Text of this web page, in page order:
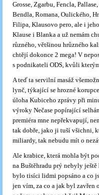
Grosse, Zgarbu, Fencla,
Bendla, Romana, Oulického,
Filipa, Klausovo pero, ale i
Klause i Blanka a už nemám
různého, většinou hrůzného
chtějí dokonce 2 mega! V
s podnikateli ODS, kvůli
A teď ta servilní masáž
lynč, týkající se hrozné
úloha Kubiceho zprávy při
výroky Nečase popírající
premiéra mne nepřekvapují,
tak dobře, jako ji tuší všichni,
miliardy, tak nebudu mít o
Ale krabice, která mohla být
na Buštěhradu prý nebyly ještě
bylo tisíci lidmi popsáno a co
jen vím, za co a jak byl zavřen